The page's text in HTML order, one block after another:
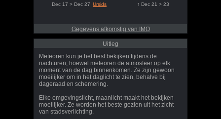
Dec 17 > Dec 27 Ursids ↑ Dec 21 > 23
Gegevens afkomstig van IMO
Uitleg
Meteoren kun je het best bekijken tijdens de
nachturen, hoewel meteoren de atmosfeer op elk
moment van de dag binnenkomen. Ze zijn gewoon
moeilijker om in het daglicht te zien, behalve bij
dageraad en schemering.
Elke omgevingslicht, maanlicht maakt het bekijken
moeilijker. Ze worden het beste gezien uit het zicht
van stadsverlichting.